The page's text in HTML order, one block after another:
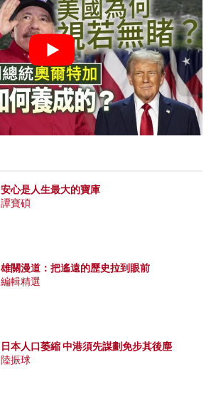
安心是人生最大的寶庫
譚寶碩
雄關漫道：把遙遠的歷史拉到眼前
編輯精選
日本人口萎縮 中港須先謀劃免步其後塵
陸振球